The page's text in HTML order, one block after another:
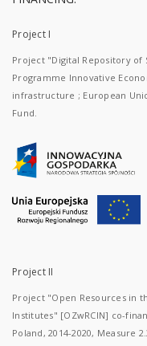
Project I
Project "Digital Repository of
Programme Innovative
infrastructure ; European
Fund.
Project II
Project "Open Resources in
Institutes" [OZwRCIN] co-
Poland, 2014-2020, Measure